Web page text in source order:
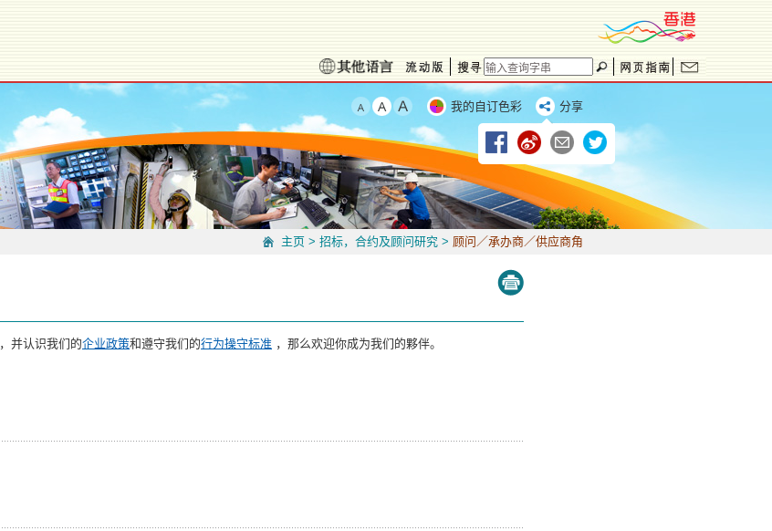
我的自订色彩 分享
主页 > 招标，合约及顾问研究 > 顾问／承办商／供应商角
，并认识我们的企业政策和遵守我们的行为操守标准 ，那么欢迎你成为我们的夥伴。